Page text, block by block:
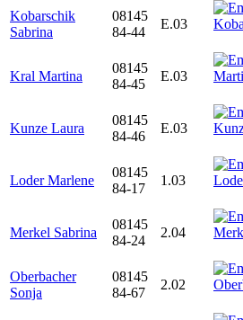
Kobarschik
Sabrina
08145
84-44
E.03
Kral Martina
08145
84-45
E.03
Kunze Laura
08145
84-46
E.03
Loder Marlene
08145
84-17
1.03
Merkel Sabrina
08145
84-24
2.04
Oberbacher
Sonja
08145
84-67
2.02